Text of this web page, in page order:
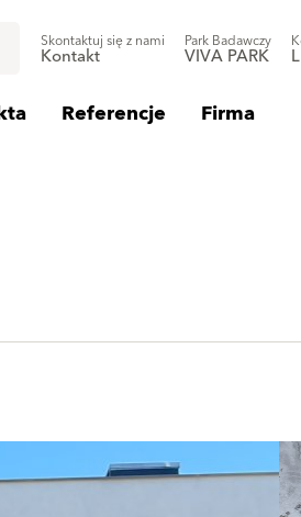
Skontaktuj się z nami
Kontakt
Park Badawczy
VIVA PARK
Referencje Firma